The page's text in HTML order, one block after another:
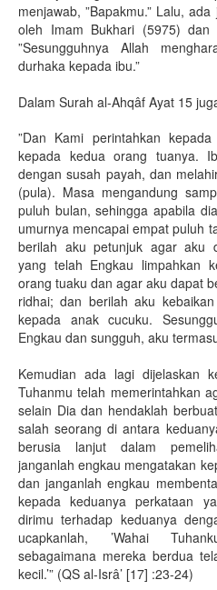
menjawab, ”Bapakmu.” Lalu,
oleh Imam Bukhari (5975) dan
”Sesungguhnya Allah
durhaka kepada ibu.”
Dalam Surah al-Ahqâf Ayat 15
”Dan Kami perintahkan
kepada kedua orang tuanya.
dengan susah payah, dan
(pula). Masa mengandung
puluh bulan, sehingga apabila
umurnya mencapai empat puluh
berilah aku petunjuk agar aku
yang telah Engkau limpahkan
orang tuaku dan agar aku dapat
ridhai; dan berilah aku
kepada anak cucuku.
Engkau dan sungguh, aku
Kemudian ada lagi dijelaskan
Tuhanmu telah memerintahkan
selain Dia dan hendaklah
salah seorang di antara
berusia lanjut dalam
janganlah engkau mengatakan
dan janganlah engkau
kepada keduanya perkataan
dirimu terhadap keduanya
ucapkanlah, ’Wahai
sebagaimana mereka berdua
kecil.’” (QS al-Isrâ’ [17] :23-24)